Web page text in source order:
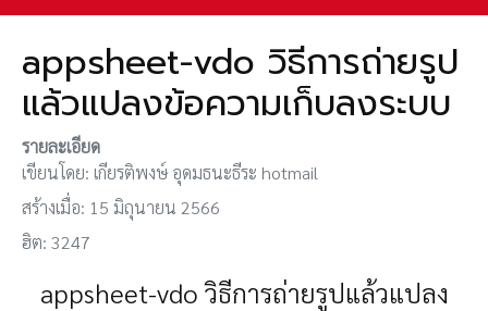
appsheet-vdo วิธีการถ่ายรูป
แล้วแปลงข้อความเก็บลงระบบ
รายละเอียด
เขียนโดย: เกียรติพงษ์ อุดมธนะธีระ hotmail
สร้างเมื่อ: 15 มิถุนายน 2566
ฮิต: 3247
appsheet-vdo วิธีการถ่ายรูปแล้วแปลง